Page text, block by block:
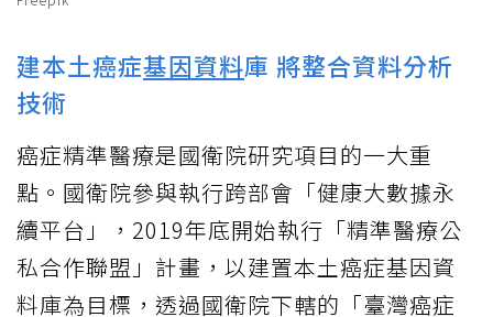
建本土癌症基因資料庫 將整合資料分析
技術
癌症精準醫療是國衛院研究項目的一大重
點。國衛院參與執行跨部會「健康大數據永
續平台」，2019年底開始執行「精準醫療公
私合作聯盟」計畫，以建置本土癌症基因資
料庫為目標，透過國衛院下轄的「臺灣癌症